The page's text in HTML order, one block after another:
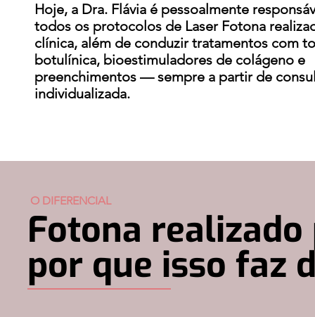
Hoje, a Dra. Flávia é pessoalmente
todos os protocolos de Laser Fotona
clínica, além de conduzir tratamentos com
botulínica, bioestimuladores de colágeno e
preenchimentos — sempre a partir de
individualizada.
O DIFERENCIAL
Fotona
por que isso faz